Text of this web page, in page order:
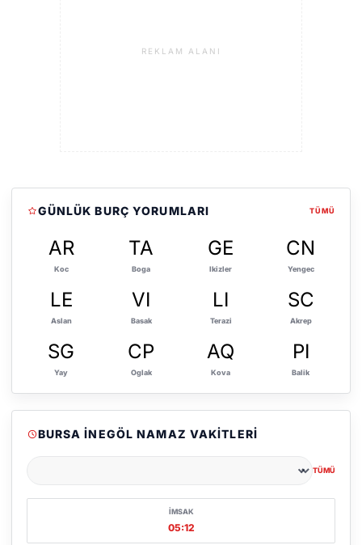
REKLAM ALANI
GÜNLÜK BURÇ YORUMLARI TÜMÜ
AR
Koc
TA
Boga
GE
Ikizler
CN
Yengec
LE
Aslan
VI
Basak
LI
Terazi
SC
Akrep
SG
Yay
CP
Oglak
AQ
Kova
PI
Balik
BURSA İNEGÖL NAMAZ VAKITLERI
TÜMÜ
İMSAK
05:12